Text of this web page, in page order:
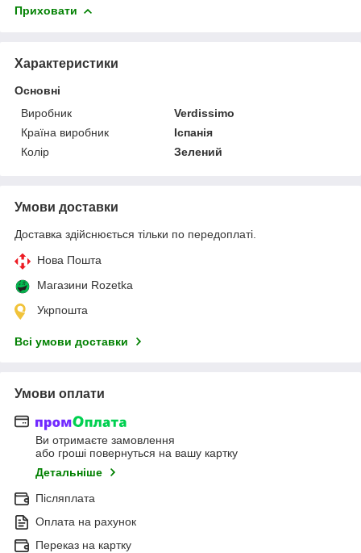
Приховати
Характеристики
Основні
Виробник
Verdissimo
Країна виробник
Іспанія
Колір
Зелений
Умови доставки
Доставка здійснюється тільки по передоплаті.
Нова Пошта
Магазини Rozetka
Укрпошта
Всі умови доставки
Умови оплати
Ви отримаєте замовлення
або гроші повернуться на вашу картку
Детальніше
Післяплата
Оплата на рахунок
Переказ на картку